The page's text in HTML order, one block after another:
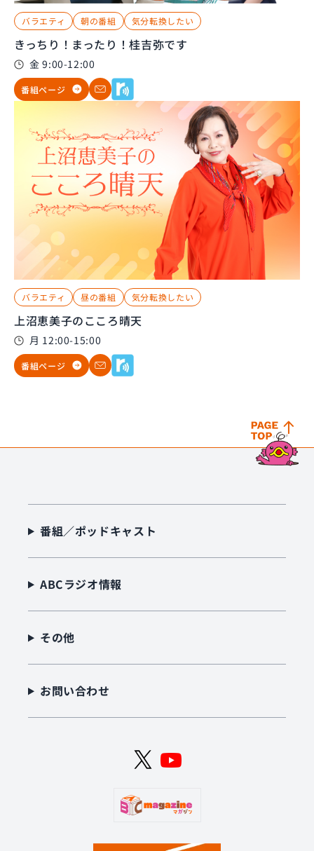
バラエティ 朝の番組 気分転換したい
きっちり！まったり！桂吉弥です
金 9:00-12:00
番組ページ
バラエティ 昼の番組 気分転換したい
上沼恵美子のこころ晴天
月 12:00-15:00
番組ページ
番組／ポッドキャスト
ABCラジオ情報
その他
お問い合わせ